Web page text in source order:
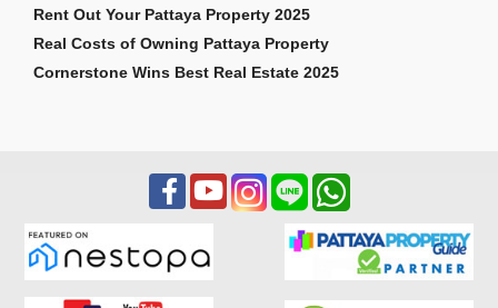
Rent Out Your Pattaya Property 2025
Real Costs of Owning Pattaya Property
Cornerstone Wins Best Real Estate 2025